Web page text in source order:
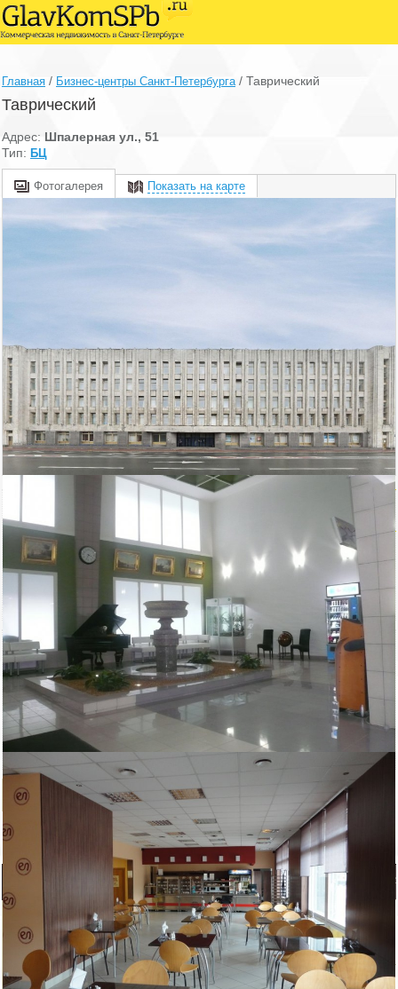
Главная / Бизнес-центры Санкт-Петербурга / Таврический
Таврический
Адрес: Шпалерная ул., 51
Тип: БЦ
Фотогалерея Показать на карте
ст.м. Чернышевская
200р.
+7 (812) 2711092
Класс:
C
gm@cun-estate.ru
Как доехать до метро: Пешком
Время до метро, в минутах: 20
Статус постройки: Построен
Кол-во этажей: 5
НДС включен в стоимость: Да
Коммунальные платежи
включены в стоимость: Да
Наличие системы
пожаротушения: Да
Наличие видеонаблюдения: Да
Наличие системы контроля
(пропускной системы): Да
Снять квартиру рядом с офисом
Похожие Бизнес-Центры
Класс Цена, руб/м 2
Центральный район
ст.м. пл. Восстания
C от 800
Караванная, 1